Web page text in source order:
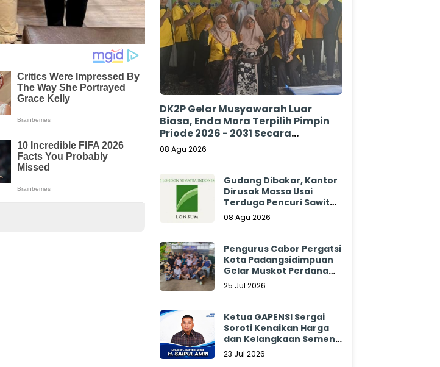
DK2P Gelar Musyawarah Luar
Biasa, Enda Mora Terpilih Pimpin
Priode 2026 - 2031 Secara
Aklamasi
08 Agu 2026
Gudang Dibakar, Kantor
Dirusak Massa Usai
Terduga Pencuri Sawit
Tewas: Manajemen
Sibulan Estate Bungkam
08 Agu 2026
Pengurus Cabor Pergatsi
Kota Padangsidimpuan
Gelar Muskot Perdana
2026 - 2030
25 Jul 2026
Ketua GAPENSI Sergai
Soroti Kenaikan Harga
dan Kelangkaan Semen,
Minta Pemerintah
23 Jul 2026